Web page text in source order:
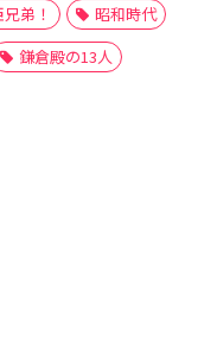
弟！
昭和時代
鎌倉殿の13人